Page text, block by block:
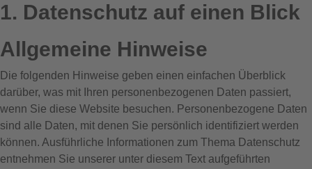
1. Datenschutz auf einen Blick
Allgemeine Hinweise
Die folgenden Hinweise geben einen einfachen Überblick
darüber, was mit Ihren personenbezogenen Daten passiert,
wenn Sie diese Website besuchen. Personenbezogene Daten
sind alle Daten, mit denen Sie persönlich identifiziert werden
können. Ausführliche Informationen zum Thema Datenschutz
entnehmen Sie unserer unter diesem Text aufgeführten